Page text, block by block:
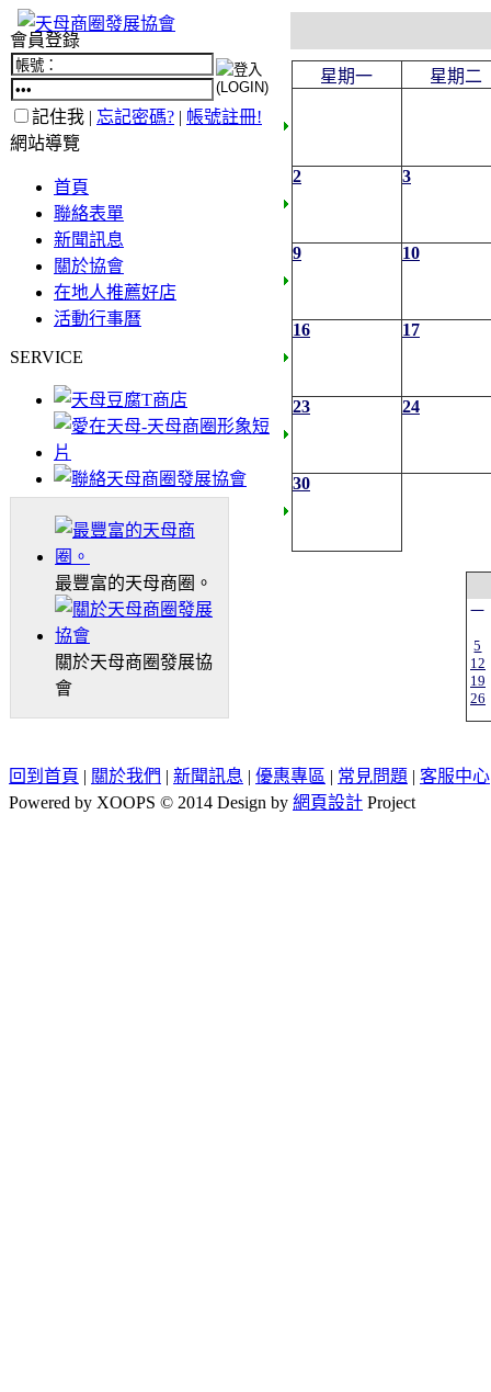
會員登錄
記住我 | 忘記密碼? | 帳號註冊!
網站導覽
首頁
聯絡表單
新聞訊息
關於協會
在地人推薦好店
活動行事曆
SERVICE
最豐富的天母商圈。
關於天母商圈發展協
會
星期一 星期二
2 3
9 10
16 17
23 24
30
一
5
12
19
26
回到首頁 | 關於我們 | 新聞訊息 | 優惠專區 | 常見問題 | 客服中心
Powered by XOOPS © 2014 Design by 網頁設計 Project